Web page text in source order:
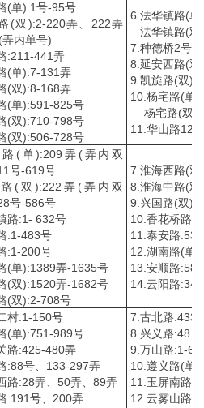
(单):1号-95号
(双):2-220弄、222弄
内单号)
:211-441弄
(单):7-131弄
(双):8-168弄
(单):591-825号
(双):710-798号
(双):506-728号
6.法华镇路(
法华镇路(
7.种德桥2号
8.延安西路(
9.凯旋路(双
10.杨宅路(单
杨宅路(双
11.华山路
(单):209弄(弄内双
号-619号
(双):222弄(弄内双
号-586号
路:1- 632号
:1-483号
:1-200号
(单):1389弄-1635号
(双):1520弄-1682号
(双):2-708号
7.淮海西路(双)
8.淮海中路(
9.兴国路(双)
10.香花桥路
11.泰安路:53
12.湖南路(单
13.安顺路:58
14.云阳路:34
村:1-150号
(单):751-989号
路:425-480弄
:88号、133-297弄
路:28弄、50弄、89弄
:191号、200弄
7.古北路
8.兴义路:48
9.万山路:1-60
10.遵义路(单
11.玉屏南路
12.云雾山路